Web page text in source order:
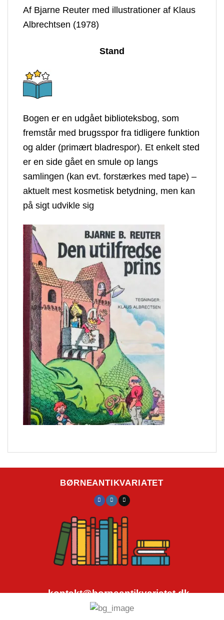
Af Bjarne Reuter med illustrationer af Klaus
Albrechtsen (1978)
Stand
Bogen er en udgået biblioteksbog, som
fremstår med brugsspor fra tidligere funktion
og alder (primært bladrespor). Et enkelt sted
er en side gået en smule op langs
samlingen (kan evt. forstærkes med tape) –
aktuelt mest kosmetisk betydning, men kan
på sigt udvikle sig
BØRNEANTIKVARIATET
kontakt@borneantikvariatet.dk